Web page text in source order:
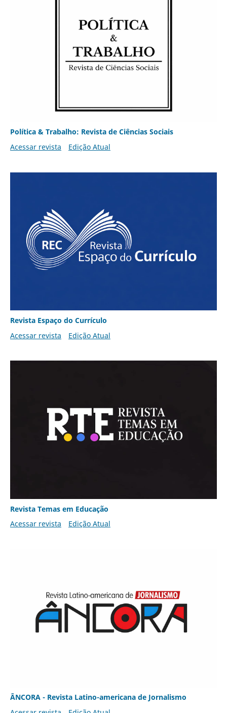
Política & Trabalho: Revista de Ciências Sociais
Acessar revista
Edição Atual
Revista Espaço do Currículo
Acessar revista
Edição Atual
Revista Temas em Educação
Acessar revista
Edição Atual
ÂNCORA - Revista Latino-americana de Jornalismo